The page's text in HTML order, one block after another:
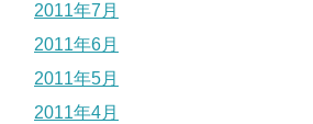
2011年7月
2011年6月
2011年5月
2011年4月